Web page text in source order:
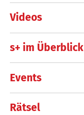
Videos
s+ im Überblick
Events
Rätsel